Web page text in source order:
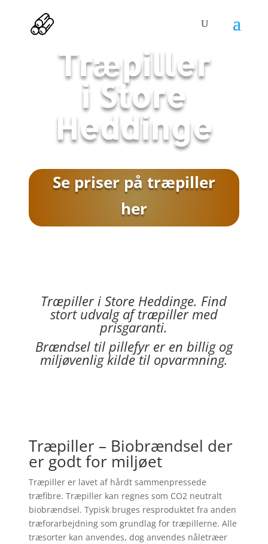
Træpiller
i Store
Heddinge
Se priser på træpiller
her
Træpiller iStore Heddinge. Find
stort udvalg af træpiller med
prisgaranti.
Brændsel til pillefyr er en billig og
miljøvenlig kilde til opvarmning.
Træpiller – Biobrændsel der
er godt for miljøet
Træpiller er lavet af hårdt sammenpressede
træfibre. Træpiller kan regnes som CO2 neutralt
biobrændsel. Typisk bruges resproduktet fra anden
træforarbejdning som grundlag for træpillerne. Alle
træsorter kan anvendes, dog anvendes nåletræer